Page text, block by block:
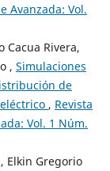
Avanzada: Vol.
Cacua Rivera,
, Simulaciones
de
, Revista
Vol. 1 Núm.
Elkin Gregorio